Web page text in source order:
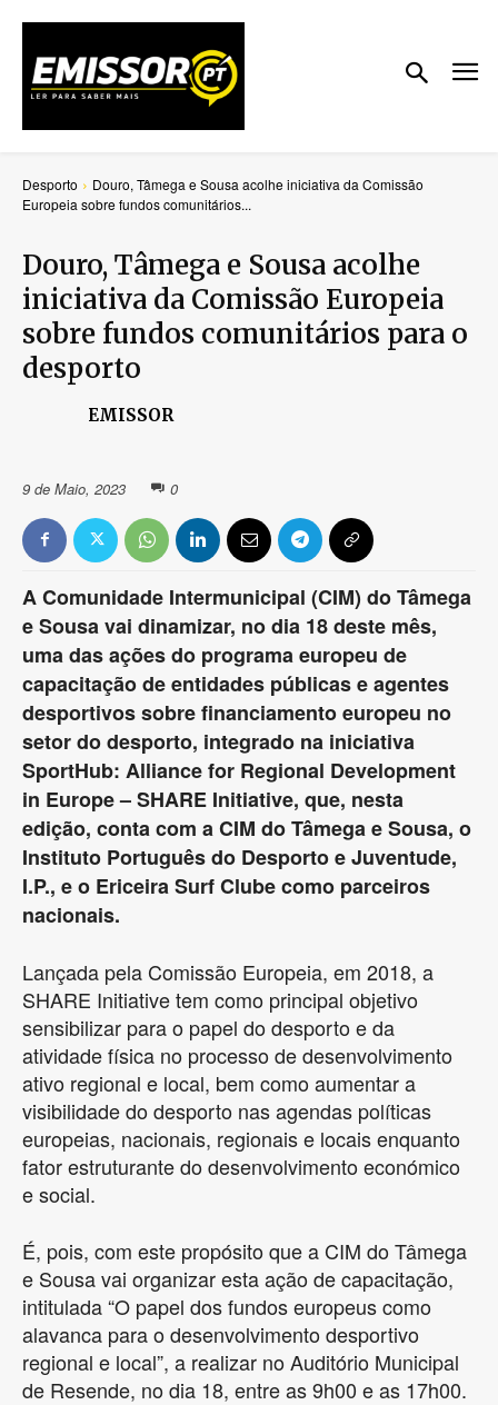
Desporto
Douro, Tâmega e Sousa acolhe iniciativa da Comissão
Europeia sobre fundos comunitários...
Douro, Tâmega e Sousa acolhe
iniciativa da Comissão Europeia
sobre fundos comunitários para o
desporto
EMISSOR
9 de Maio, 2023 0
A Comunidade Intermunicipal (CIM) do Tâmega
e Sousa vai dinamizar, no dia 18 deste mês,
uma das ações do programa europeu de
capacitação de entidades públicas e agentes
desportivos sobre financiamento europeu no
setor do desporto, integrado na iniciativa
SportHub: Alliance for Regional Development
in Europe – SHARE Initiative, que, nesta
edição, conta com a CIM do Tâmega e Sousa, o
Instituto Português do Desporto e Juventude,
I.P., e o Ericeira Surf Clube como parceiros
nacionais.
Lançada pela Comissão Europeia, em 2018, a
SHARE Initiative tem como principal objetivo
sensibilizar para o papel do desporto e da
atividade física no processo de desenvolvimento
ativo regional e local, bem como aumentar a
visibilidade do desporto nas agendas políticas
europeias, nacionais, regionais e locais enquanto
fator estruturante do desenvolvimento económico
e social.
É, pois, com este propósito que a CIM do Tâmega
e Sousa vai organizar esta ação de capacitação,
intitulada “O papel dos fundos europeus como
alavanca para o desenvolvimento desportivo
regional e local”, a realizar no Auditório Municipal
de Resende, no dia 18, entre as 9h00 e as 17h00.